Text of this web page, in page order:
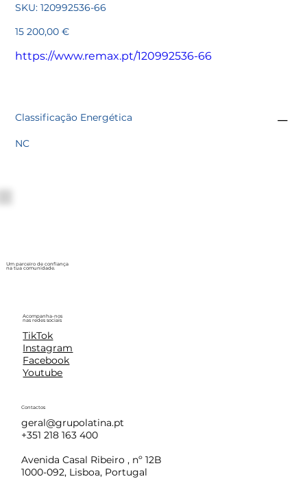
SKU: SKU
120992536-
120992536-66
Preço
15 200,00 €
https://www.remax.pt/120992536-66
Classificação Energética
NC
Um parceiro de confiança
na tua comunidade.
Acompanha-nos
nas redes sociais
TikTok
Instagram
Facebook
Youtube
Contactos
geral@grupolatina.pt
+351 218 163 400
Avenida Casal Ribeiro , nº 12B
1000-092, Lisboa, Portugal